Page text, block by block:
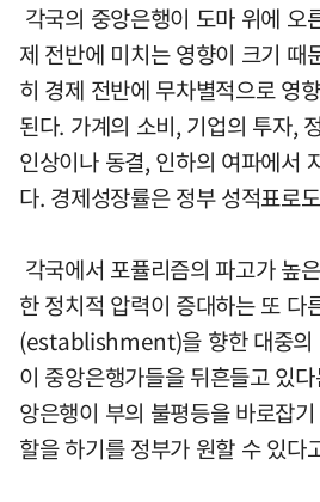
각국의 중앙은행이 도마 위에 오
제 전반에 미치는 영향이 크기 때
히 경제 전반에 무차별적으로 영
된다. 가계의 소비, 기업의 투자,
인상이나 동결, 인하의 여파에서
다. 경제성장률은 정부 성적표로
각국에서 포퓰리즘의 파고가 높
한 정치적 압력이 증대하는 또 다
(establishment)을 향한 대중의
이 중앙은행가들을 뒤흔들고 있
앙은행이 부의 불평등을 바로잡
할을 하기를 정부가 원할 수 있다